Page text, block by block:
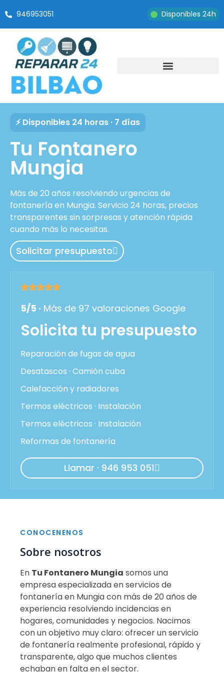
946953051 Disponibles 24h
⚡ Disponibles 24 horas · 7 días
Tu Fontanero
Mungia
Más de 20 años resolviendo urgencias de
fontanería en Mungia. Servicio 24 horas, precios
transparentes sin sorpresas y atención rápida
cuando más lo necesitas.
Solicitar presupuesto
5/5 · Más de 97 valoraciones Google
Solicita tu presupuesto
Reparación de fugas de agua
Desatascos · Camión cuba
Calefacción y radiadores
Termos eléctricos · Instalación
Termos eléctricos · Instalación
Reformas de fontanería
Llamar · 946 953 051
CONOCENENOS
Sobre nosotros
En Tu Fontanero Mungia somos una
empresa especializada en servicios de
fontanería en Mungia con más de 20 años de
experiencia resolviendo incidencias en
hogares, comunidades y negocios. Nacimos
con un objetivo muy claro: ofrecer un servicio
de fontanería realmente profesional, rápido y
transparente, algo que muchos clientes
echaban en falta en el sector.